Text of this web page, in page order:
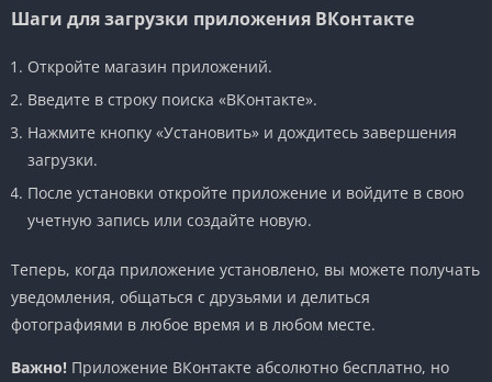
Шаги для загрузки приложения ВКонтакте
Откройте магазин приложений.
Введите в строку поиска «ВКонтакте».
Нажмите кнопку «Установить» и дождитесь завершения
загрузки.
После установки откройте приложение и войдите в свою
учетную запись или создайте новую.
Теперь, когда приложение установлено, вы можете получать
уведомления, общаться с друзьями и делиться
фотографиями в любое время и в любом месте.
Важно! Приложение ВКонтакте абсолютно бесплатно, но